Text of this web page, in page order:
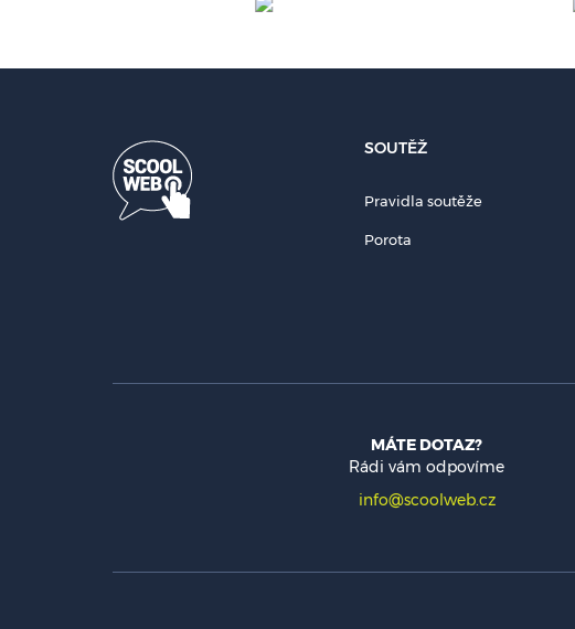
SOUTĚŽ
Pravidla soutěže
Porota
MÁTE DOTAZ?
Rádi vám odpovíme
info@scoolweb.cz